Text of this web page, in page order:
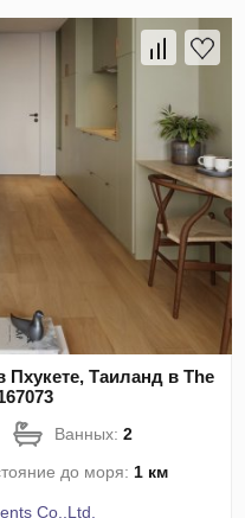
Таиланд в The
Ванных:2
до моря: 1 км
Co.,Ltd.